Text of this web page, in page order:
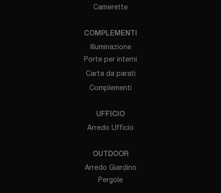
Camerette
COMPLEMENTI
Illuminazione
Porte per interni
Carta da parati
Complementi
UFFICIO
Arredo Ufficio
OUTDOOR
Arredo Giardino
Pergole